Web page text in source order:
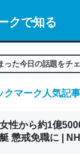
界についての考察（１
う「ずっと前の伏
うには多い分量。
クで知る
った今日の話題をチェ
クマーク人気記事
性から約1億
懲戒免職に |